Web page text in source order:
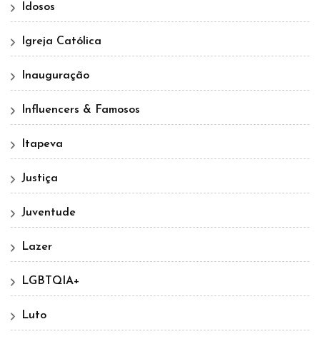
Idosos
Igreja Católica
Inauguração
Influencers & Famosos
Itapeva
Justiça
Juventude
Lazer
LGBTQIA+
Luto